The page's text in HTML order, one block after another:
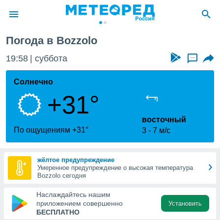
о
Вы можете
к этому
доступ
Погода в Bozzolo
19:58 суббота ...
Солнечно
+31°
По ощущениям +31°
восточный
3
7 м/с
жёлтое предупреждение
Умеренное предупреждение о высокая температура
Bozzolo сегодня
Наслаждайтесь нашим
приложением совершенно
БЕСПЛАТНО
Установить